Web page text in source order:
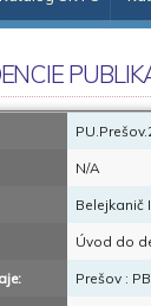
N/A
Belejkanič
Úvod do
Prešov :